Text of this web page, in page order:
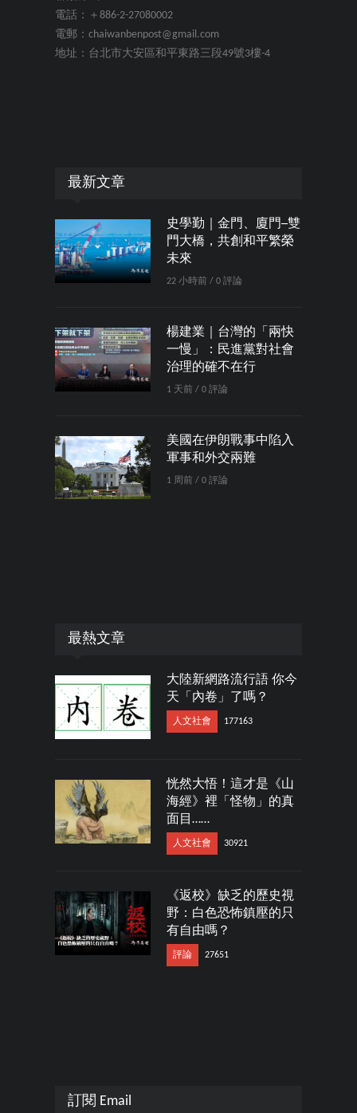
電話：＋886-2-27080002
電郵：chaiwanbenpost@gmail.com
地址：台北市大安區和平東路三段49號3樓-4
最新文章
史學勤｜金門、廈門─雙
門大橋，共創和平繁榮
未來
22 小時前 / 0 評論
楊建業｜台灣的「兩快
一慢」：民進黨對社會
治理的確不在行
1 天前 / 0 評論
美國在伊朗戰事中陷入
軍事和外交兩難
1 周前 / 0 評論
最熱文章
大陸新網路流行語 你今
天「內卷」了嗎？
人文社會 177163
恍然大悟！這才是《山
海經》裡「怪物」的真
面目……
人文社會 30921
《返校》缺乏的歷史視
野：白色恐怖鎮壓的只
有自由嗎？
評論 27651
訂閱 Email